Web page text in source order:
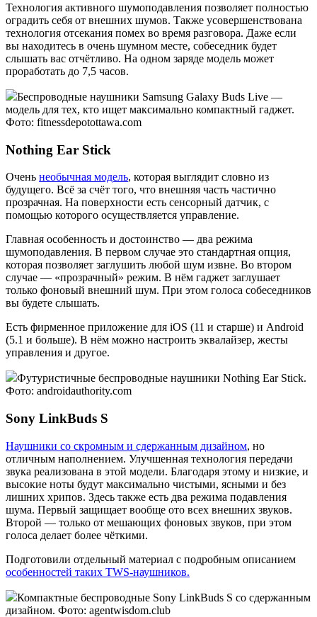
Технология активного шумоподавления позволяет полностью
оградить себя от внешних шумов. Также усовершенствована
технология отсекания помех во время разговора. Даже если
вы находитесь в очень шумном месте, собеседник будет
слышать вас отчётливо. На одном заряде модель может
проработать до 7,5 часов.
Беспроводные наушники Samsung Galaxy Buds Live —
модель для тех, кто ищет максимально компактный гаджет.
Фото: fitnessdepotottawa.com
Nothing Ear Stick
Очень необычная модель, которая выглядит словно из
будущего. Всё за счёт того, что внешняя часть частично
прозрачная. На поверхности есть сенсорный датчик, с
помощью которого осуществляется управление.
Главная особенность и достоинство — два режима
шумоподавления. В первом случае это стандартная опция,
которая позволяет заглушить любой шум извне. Во втором
случае — «прозрачный» режим. В нём гаджет заглушает
только фоновый внешний шум. При этом голоса собеседников
вы будете слышать.
Есть фирменное приложение для iOS (11 и старше) и Android
(5.1 и больше). В нём можно настроить эквалайзер, жесты
управления и другое.
Футуристичные беспроводные наушники Nothing Ear Stick.
Фото: androidauthority.com
Sony LinkBuds S
Наушники со скромным и сдержанным дизайном, но
отличным наполнением. Улучшенная технология передачи
звука реализована в этой модели. Благодаря этому и низкие, и
высокие ноты будут максимально чистыми, ясными и без
лишних хрипов. Здесь также есть два режима подавления
шума. Первый защищает вообще ото всех внешних звуков.
Второй — только от мешающих фоновых звуков, при этом
голоса делает более чёткими.
Подготовили отдельный материал с подробным описанием
особенностей таких TWS-наушников.
Компактные беспроводные Sony LinkBuds S со сдержанным
дизайном. Фото: agentwisdom.club